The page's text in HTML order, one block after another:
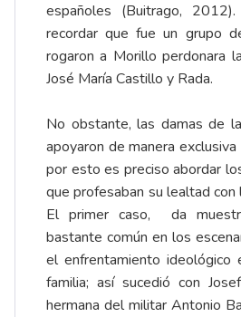
españoles (Buitrago,
recordar que fue un grupo
rogaron a Morillo perdonara
José María Castillo y Rada.
No obstante, las damas de
apoyaron de manera
por esto es preciso abordar
que profesaban su lealtad con
El primer caso, da
bastante común en los
el enfrentamiento ideológico
familia; así sucedió con
hermana del militar Antonio